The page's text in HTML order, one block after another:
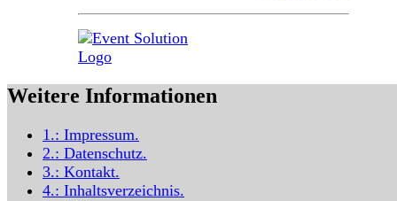
Weitere Informationen
1.: Impressum.
2.: Datenschutz.
3.: Kontakt.
4.: Inhaltsverzeichnis.